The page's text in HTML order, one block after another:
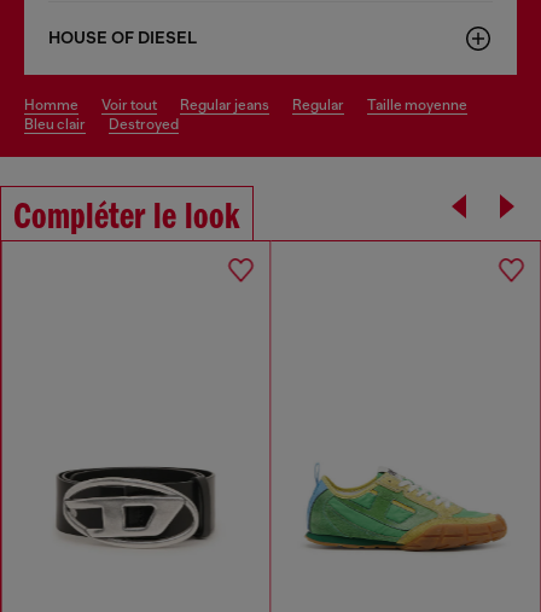
HOUSE OF DIESEL
homme voir tout regular jeans regular
taille moyenne
bleu clair
destroyed
Compléter le look